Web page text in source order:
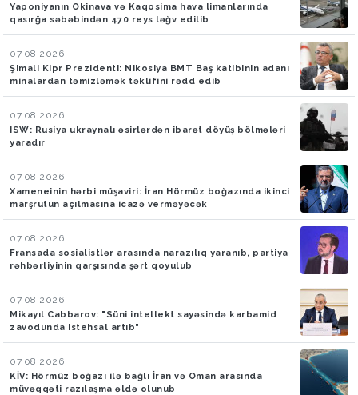
Yaponiyanın Okinava və Kaqosima hava limanlarında
qasırğa səbəbindən 470 reys ləğv edilib
07.08.2026
Şimali Kipr Prezidenti: Nikosiya BMT Baş katibinin adanı
minalardan təmizləmək təklifini rədd edib
07.08.2026
ISW: Rusiya ukraynalı əsirlərdən ibarət döyüş bölmələri
yaradır
07.08.2026
Xameneinin hərbi müşaviri: İran Hörmüz boğazında ikinci
marşrutun açılmasına icazə verməyəcək
07.08.2026
Fransada sosialistlər arasında narazılıq yaranıb, partiya
rəhbərliyinin qarşısında şərt qoyulub
07.08.2026
Mikayıl Cabbarov: "Süni intellekt sayəsində karbamid
zavodunda istehsal artıb"
07.08.2026
KİV: Hörmüz boğazı ilə bağlı İran və Oman arasında
müvəqqəti razılaşma əldə olunub